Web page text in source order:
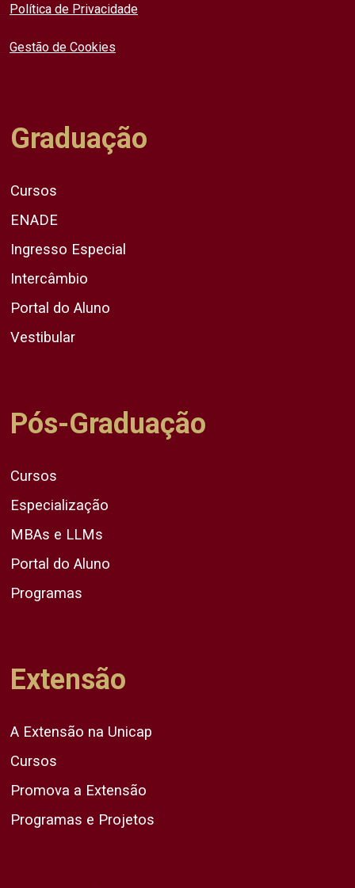
Política de Privacidade
Gestão de Cookies
Graduação
Cursos
ENADE
Ingresso Especial
Intercâmbio
Portal do Aluno
Vestibular
Pós-Graduação
Cursos
Especialização
MBAs e LLMs
Portal do Aluno
Programas
Extensão
A Extensão na Unicap
Cursos
Promova a Extensão
Programas e Projetos